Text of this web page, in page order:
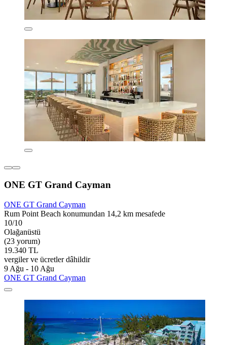
ONE GT Grand Cayman
ONE GT Grand Cayman
Rum Point Beach konumundan 14,2 km mesafede
10/10
Olağanüstü
(23 yorum)
19.340 TL
vergiler ve ücretler dâhildir
9 Ağu - 10 Ağu
ONE GT Grand Cayman